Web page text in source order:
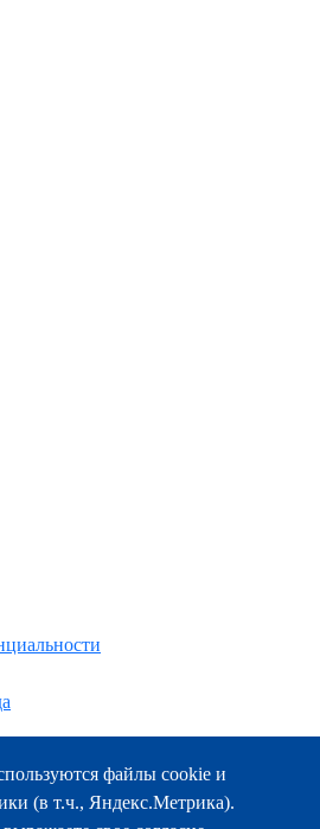
т Троицкий, 51файлы cookie и
(в т.ч., Яндекс.Метрика).